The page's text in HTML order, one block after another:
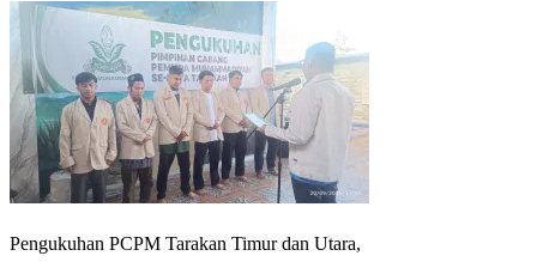
Pengukuhan PCPM Tarakan Timur dan Utara,